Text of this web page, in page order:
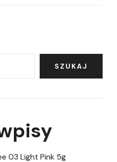
SZUKAJ
03 Light Pink 5g